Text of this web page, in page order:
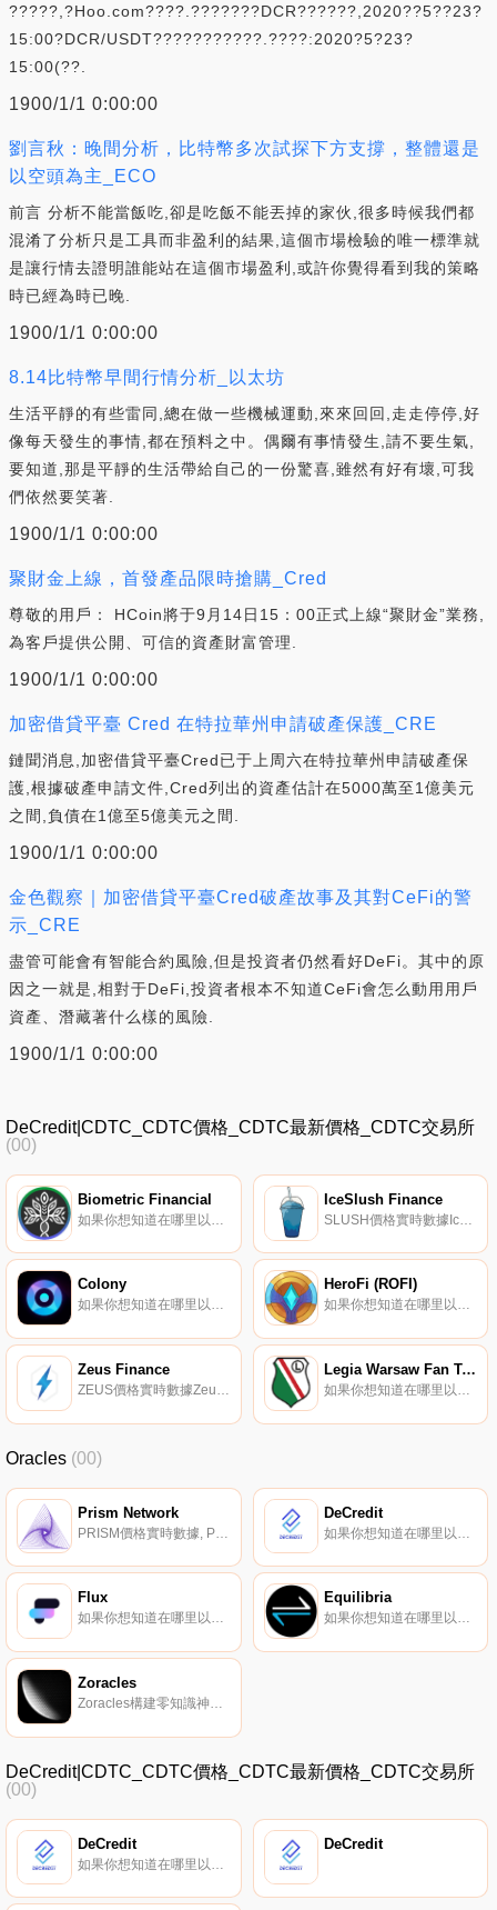
?????,?Hoo.com????.???????DCR??????,2020??5??23?
15:00?DCR/USDT???????????.????:2020?5?23?
15:00(??.
1900/1/1 0:00:00
劉言秋：晚間分析，比特幣多次試探下方支撐，整體還是
以空頭為主_ECO
前言 分析不能當飯吃,卻是吃飯不能丟掉的家伙,很多時候我們都
混淆了分析只是工具而非盈利的結果,這個市場檢驗的唯一標準就
是讓行情去證明誰能站在這個市場盈利,或許你覺得看到我的策略
時已經為時已晚.
1900/1/1 0:00:00
8.14比特幣早間行情分析_以太坊
生活平靜的有些雷同,總在做一些機械運動,來來回回,走走停停,好
像每天發生的事情,都在預料之中。偶爾有事情發生,請不要生氣,
要知道,那是平靜的生活帶給自己的一份驚喜,雖然有好有壞,可我
們依然要笑著.
1900/1/1 0:00:00
聚財金上線，首發產品限時搶購_Cred
尊敬的用戶： HCoin將于9月14日15：00正式上線“聚財金”業務,
為客戶提供公開、可信的資產財富管理.
1900/1/1 0:00:00
加密借貸平臺 Cred 在特拉華州申請破產保護_CRE
鏈聞消息,加密借貸平臺Cred已于上周六在特拉華州申請破產保
護,根據破產申請文件,Cred列出的資產估計在5000萬至1億美元
之間,負債在1億至5億美元之間.
1900/1/1 0:00:00
金色觀察｜加密借貸平臺Cred破產故事及其對CeFi的警
示_CRE
盡管可能會有智能合約風險,但是投資者仍然看好DeFi。其中的原
因之一就是,相對于DeFi,投資者根本不知道CeFi會怎么動用用戶
資產、潛藏著什么樣的風險.
1900/1/1 0:00:00
DeCredit|CDTC_CDTC價格_CDTC最新價格_CDTC交易所
(00)
Biometric Financial IceSlush Finance
Colony
如果你想知道在哪里以當前價格購買Colony,目前交易{Colony]股票的頂級加密貨幣交易所是MEXC。您可以在我們的加密貨幣交易所頁面上找到其他列表。Colony已著手為在Avalanche平臺上構建的下一代應用程序構建一個適當的激勵基礎.
HeroFi (ROFI)
如果你想知道在哪里以當前價格購買HeroFi (ROFI),目前交易{HeroFi (ROFI)]股票的頂級加密貨幣交易所是PancakeSwap（V2）。您可以在我們的加密貨幣交易所頁面上找到其他列表.
Zeus Finance
ZEUS價格實時數據Zeus Finance框架允許每個人都可以簡單地訪問并實現巨額利潤和APY,而幾乎不需要工作或了解DeFi行業.
Legia Warsaw Fan Token
如果你想知道在哪里以當前價格購買Legia Warsaw Fan Token,目前交易{Legia Warsaw Fan Token]股票的頂級加密貨幣交易所是Chiliz和Zonda（BitBay）。您可以在我們的加密貨幣交易所頁面上找到其他列表.
Oracles (00)
Prism Network
PRISM價格實時數據, Prism Network是一個通用DeFi服務中心,擁有自己的橋接和跨鏈基礎設施,通過其跨鏈代幣PRISM為以太坊、幣安智能鏈、Polygon、TomoChain和xDAI上的項目提供服務.
DeCredit
Flux
如果你想知道在哪里以當前價格購買Flux,目前交易{Flux]股票的頂級加密貨幣交易所是MEXC、BKEX、Uniswap（V2）、Bilaxy和Ref Finance。您可以在我們的加密貨幣交易所頁面上找到其他列表.
Equilibria
如果你想知道在哪里以當前價格購買Equilibria,目前交易{Equilibria]股票的頂級加密貨幣交易所是TradeOgre。您可以在我們的加密貨幣交易所頁面上找到其他列表。Equilibria是一個開源項目,專注于為大量用例創建一個私有和去中心化的oracle解決方案.
Zoracles
Zoracles構建零知識神諭。
DeCredit|CDTC_CDTC價格_CDTC最新價格_CDTC交易所
(00)
DeCredit DeCredit